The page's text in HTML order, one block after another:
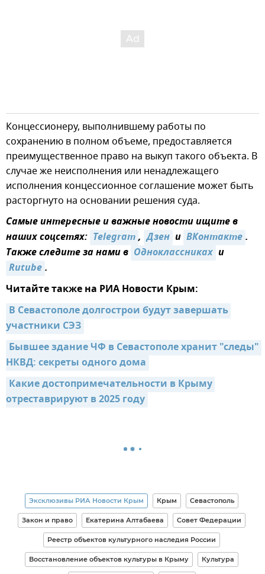
Концессионеру, выполнившему работы по
сохранению в полном объеме, предоставляется
преимущественное право на выкуп такого объекта. В
случае же неисполнения или ненадлежащего
исполнения концессионное соглашение может быть
расторгнуто на основании решения суда.
Самые интересные и важные новости ищите в
наших соцсетях: Telegram, Дзен и ВКонтакте.
Также следите за нами в Одноклассниках и
Rutube.
Читайте также на РИА Новости Крым:
В Севастополе долгострои будут завершать
участники СЭЗ
Бывшее здание ЧФ в Севастополе хранит "следы"
НКВД: секреты одного дома
Какие достопримечательности в Крыму
отреставрируют в 2025 году
Эксклюзивы РИА Новости Крым Крым Севастополь
Закон и право Екатерина Алтабаева Совет Федерации
Реестр объектов культурного наследия России
Восстановление объектов культуры в Крыму Культура